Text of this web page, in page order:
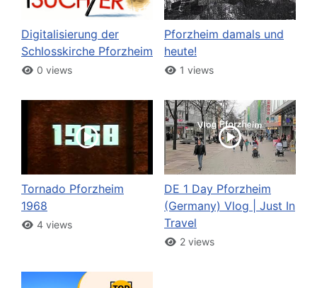
Digitalisierung der
Schlosskirche Pforzheim
0 views
Pforzheim damals und
heute!
1 views
Tornado Pforzheim
1968
4 views
DE 1 Day Pforzheim
(Germany) Vlog | Just In
Travel
2 views